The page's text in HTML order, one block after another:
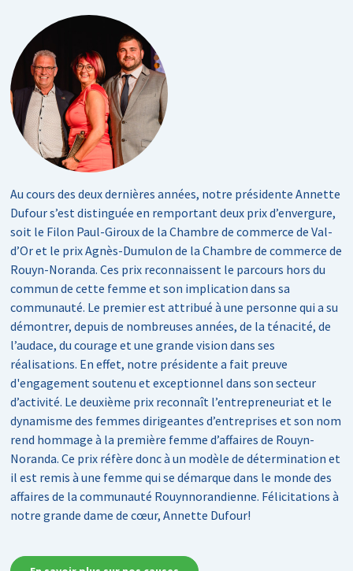
Au cours des deux dernières années, notre présidente Annette
Dufour s’est distinguée en remportant deux prix d’envergure,
soit le Filon Paul-Giroux de la Chambre de commerce de Val-
d’Or et le prix Agnès-Dumulon de la Chambre de commerce de
Rouyn-Noranda. Ces prix reconnaissent le parcours hors du
commun de cette femme et son implication dans sa
communauté. Le premier est attribué à une personne qui a su
démontrer, depuis de nombreuses années, de la ténacité, de
l’audace, du courage et une grande vision dans ses
réalisations. En effet, notre présidente a fait preuve
d'engagement soutenu et exceptionnel dans son secteur
d’activité. Le deuxième prix reconnaît l’entrepreneuriat et le
dynamisme des femmes dirigeantes d’entreprises et son nom
rend hommage à la première femme d’affaires de Rouyn-
Noranda. Ce prix réfère donc à un modèle de détermination et
il est remis à une femme qui se démarque dans le monde des
affaires de la communauté Rouynnorandienne. Félicitations à
notre grande dame de cœur, Annette Dufour!